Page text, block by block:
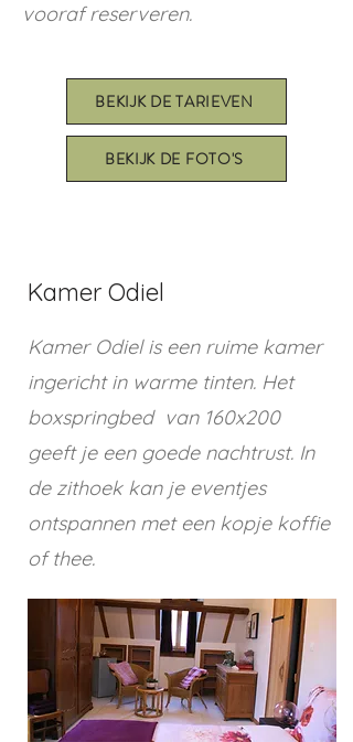
vooraf reserveren.
BEKIJK DE TARIEVEN
BEKIJK DE FOTO'S
Kamer Odiel
Kamer Odiel is een ruime kamer
ingericht in warme tinten. Het
boxspringbed van 160x200
geeft je een goede nachtrust. In
de zithoek kan je eventjes
ontspannen met een kopje koffie
of thee.